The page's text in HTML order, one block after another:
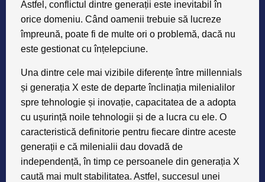
Astfel, conflictul dintre generații este inevitabil în
orice domeniu. Când oamenii trebuie să lucreze
împreună, poate fi de multe ori o problemă, dacă nu
este gestionat cu înțelepciune.
Una dintre cele mai vizibile diferențe între millennials
și generația X este de departe înclinația milenialilor
spre tehnologie și inovație, capacitatea de a adopta
cu ușurință noile tehnologii și de a lucra cu ele. O
caracteristică definitorie pentru fiecare dintre aceste
generații e că milenialii dau dovadă de
independență, în timp ce persoanele din generația X
caută mai mult stabilitatea. Astfel, succesul unei